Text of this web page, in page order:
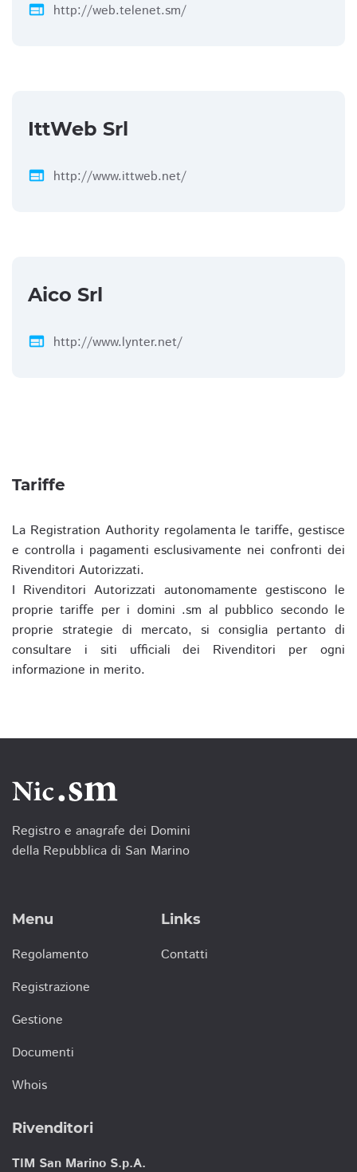
web http://web.telenet.sm/
IttWeb Srl
web http://www.ittweb.net/
Aico Srl
web http://www.lynter.net/
Tariffe
La Registration Authority regolamenta le tariffe, gestisce
e controlla i pagamenti esclusivamente nei confronti dei
Rivenditori Autorizzati.
I Rivenditori Autorizzati autonomamente gestiscono le
proprie tariffe per i domini .sm al pubblico secondo le
proprie strategie di mercato, si consiglia pertanto di
consultare i siti ufficiali dei Rivenditori per ogni
informazione in merito.
Registro e anagrafe dei Domini
della Repubblica di San Marino
Menu
Regolamento
Registrazione
Gestione
Documenti
Whois
Links
Contatti
Rivenditori
TIM San Marino S.p.A.